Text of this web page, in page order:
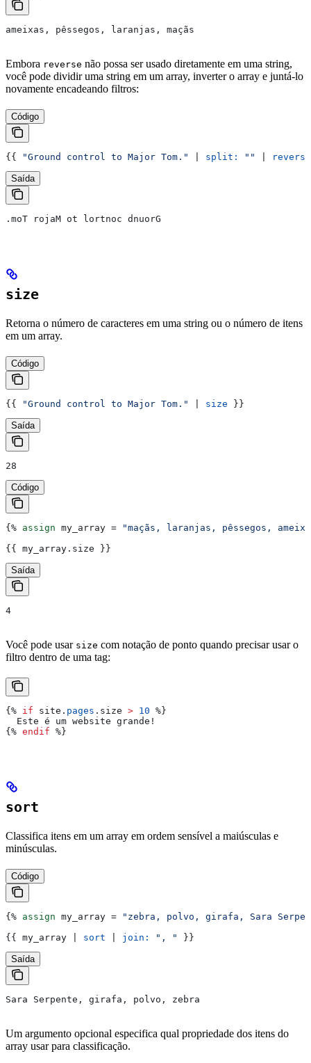
ameixas, pêssegos, laranjas, maçãs
Embora reverse não possa ser usado diretamente em uma string,
você pode dividir uma string em um array, inverter o array e juntá-lo
novamente encadeando filtros:
Código
{{ "Ground control to Major Tom." split: "" reverse
Saída
.moT rojaM ot lortnoc dnuorG
size
Retorna o número de caracteres em uma string ou o número de itens
em um array.
Código
{{ "Ground control to Major Tom." size }}
Saída
28
Código
{% assign my_array =
"maçãs, laranjas, pêssegos,
{{
my_array . size }}
Saída
4
Você pode usar size com notação de ponto quando precisar usar o
filtro dentro de uma tag:
{% if site . pages . size > 10 %}
  Este é um website grande!
{% endif %}
sort
Classifica itens em um array em ordem sensível a maiúsculas e
minúsculas.
Código
{% assign my_array =
"zebra, polvo, girafa, Sara
{{
my_array sort join: ", " }}
Saída
Sara Serpente, girafa, polvo, zebra
Um argumento opcional especifica qual propriedade dos itens do
array usar para classificação.